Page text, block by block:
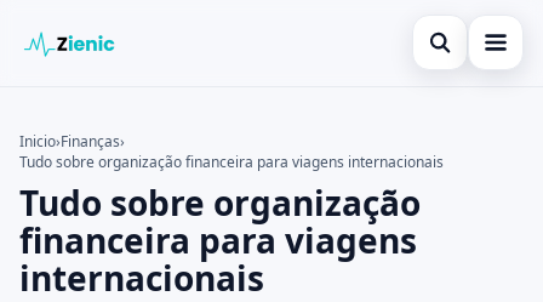
Abrir búsqueda
Finanças
Investimento
Cartões de Crédito
Buscar en el sitio
Buscar:
Pulsa Enter para buscar o ESC para cerrar.
Inicio›Finanças›
Tudo sobre organização financeira para viagens internacionais
Tudo sobre organização
financeira para viagens
internacionais